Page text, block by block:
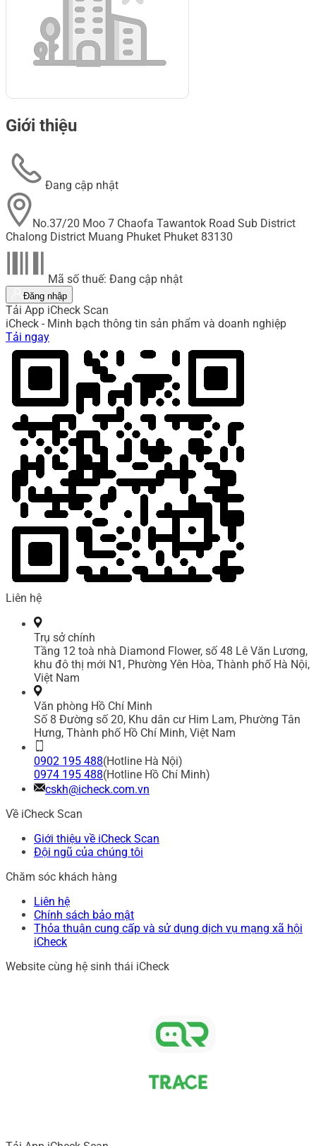
Giới thiệu
Đang cập nhật
No.37/20 Moo 7 Chaofa Tawantok Road Sub District
Chalong District Muang Phuket Phuket 83130
Mã số thuế: Đang cập nhật
Đăng nhập
Tải App iCheck Scan
iCheck - Minh bạch thông tin sản phẩm và doanh nghiệp
Tải ngay
Liên hệ
Trụ sở chính
Tầng 12 toà nhà Diamond Flower, số 48 Lê Văn Lương,
khu đô thị mới N1, Phường Yên Hòa, Thành phố Hà Nội,
Việt Nam
Văn phòng Hồ Chí Minh
Số 8 Đường số 20, Khu dân cư Him Lam, Phường Tân
Hưng, Thành phố Hồ Chí Minh, Việt Nam
0902 195 488(Hotline Hà Nội)
0974 195 488(Hotline Hồ Chí Minh)
cskh@icheck.com.vn
Về iCheck Scan
Giới thiệu về iCheck Scan
Đội ngũ của chúng tôi
Chăm sóc khách hàng
Liên hệ
Chính sách bảo mật
Thỏa thuận cung cấp và sử dụng dịch vụ mạng xã hội
iCheck
Website cùng hệ sinh thái iCheck